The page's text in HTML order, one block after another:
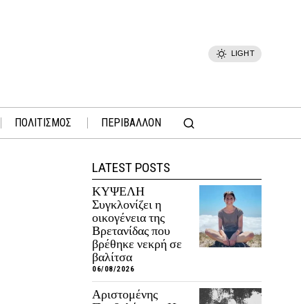
LIGHT
ΠΟΛΙΤΙΣΜΟΣ ΠΕΡΙΒΑΛΛΟΝ
LATEST POSTS
ΚΥΨΕΛΗ
Συγκλονίζει η
οικογένεια της
Βρετανίδας που
βρέθηκε νεκρή σε
βαλίτσα
06/08/2026
Αριστομένης